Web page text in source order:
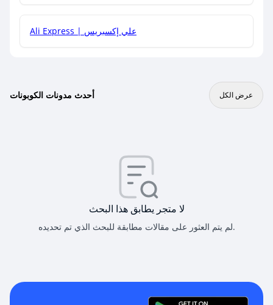
Ali Express | علي إكسبريس
أحدث مدونات الكوبونات عرض الكل
لا متجر يطابق هذا البحث
لم يتم العثور على مقالات مطابقة للبحث الذي تم تحديده.